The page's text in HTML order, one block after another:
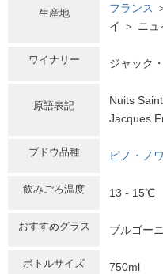
生産地 フランス
イ ＞ ニュ
ワイナリー ジャック
原語表記
Nuits
Jacques
ブドウ品種 ピノ・ノ
飲みごろ温度 13 - 15℃
おすすめグラス ブルゴー
ボトルサイズ 750ml